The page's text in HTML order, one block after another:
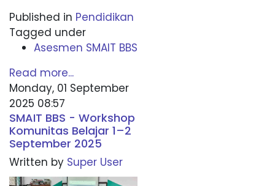
Published in Pendidikan
Tagged under
Asesmen SMAIT BBS
Read more...
Monday, 01 September
2025 08:57
SMAIT BBS - Workshop
Komunitas Belajar 1–2
September 2025
Written by Super User